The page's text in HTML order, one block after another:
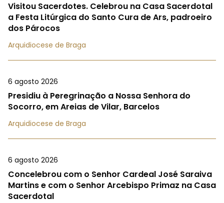
Visitou Sacerdotes. Celebrou na Casa Sacerdotal
a Festa Litúrgica do Santo Cura de Ars, padroeiro
dos Párocos
Arquidiocese de Braga
6 agosto 2026
Presidiu à Peregrinação a Nossa Senhora do
Socorro, em Areias de Vilar, Barcelos
Arquidiocese de Braga
6 agosto 2026
Concelebrou com o Senhor Cardeal José Saraiva
Martins e com o Senhor Arcebispo Primaz na Casa
Sacerdotal